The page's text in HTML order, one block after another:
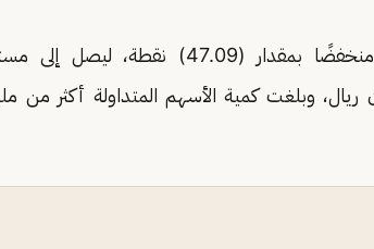
وأنهى مؤشر الأسهم السعودية الموازية (نمو) اليوم منخفضًا بمقدار (47.09) نقطة،
وبقيمة تداولات بلغت (14) مليون ريال، وبلغت كمية الأسهم المتداولة أكثر من